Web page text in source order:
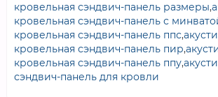
кровельная сэндвич-панель размеры,
кровельная сэндвич-панель с
кровельная сэндвич-панель ппс,
кровельная сэндвич-панель пир,
кровельная сэндвич-панель ппу,
сэндвич-панель для кровли